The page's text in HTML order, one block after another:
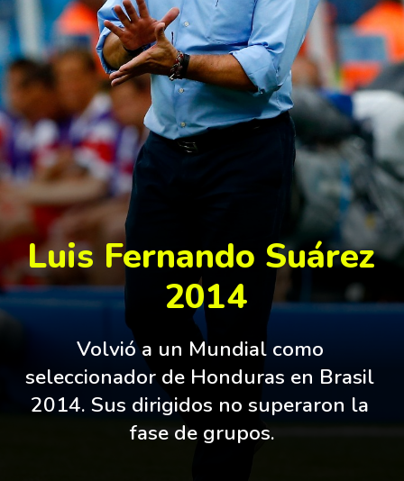
Volvió a un Mundial como
seleccionador de Honduras en Brasil
2014. Sus dirigidos no superaron la
fase de grupos.
Luis Fernando Suárez
2014